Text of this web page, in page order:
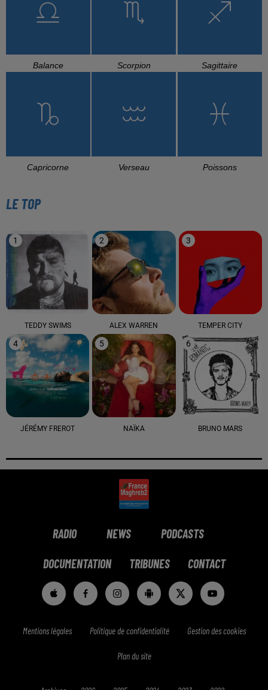
Balance Scorpion Sagittaire
Capricorne Verseau Poissons
LE TOP
1
TEDDY SWIMS
2
ALEX WARREN
3
TEMPER CITY
4
JÉRÉMY FREROT
5
NAÏKA
6
BRUNO MARS
RADIO NEWS PODCASTS
DOCUMENTATION TRIBUNES CONTACT
Mentions légales Politique de confidentialité Gestion des cookies
Plan du site